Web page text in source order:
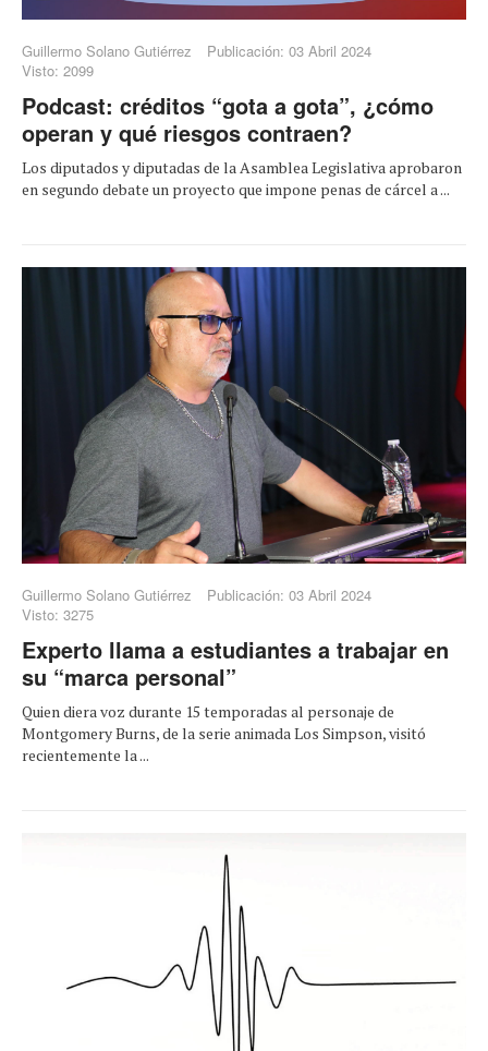
Guillermo Solano Gutiérrez
Publicación: 03 Abril 2024
Visto: 2099
Podcast: créditos “gota a gota”, ¿cómo
operan y qué riesgos contraen?
Los diputados y diputadas de la Asamblea Legislativa aprobaron
en segundo debate un proyecto que impone penas de cárcel a ...
Guillermo Solano Gutiérrez
Publicación: 03 Abril 2024
Visto: 3275
Experto llama a estudiantes a trabajar en
su “marca personal”
Quien diera voz durante 15 temporadas al personaje de
Montgomery Burns, de la serie animada Los Simpson, visitó
recientemente la ...